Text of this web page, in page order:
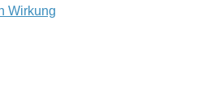
Wirkung